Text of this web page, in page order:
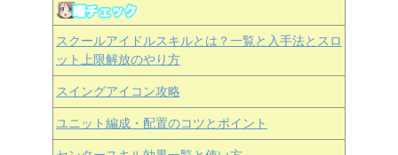
スクールアイドルスキルとは？一覧と入手法とスロ
ット上限解放のやり方
スイングアイコン攻略
ユニット編成・配置のコツとポイント